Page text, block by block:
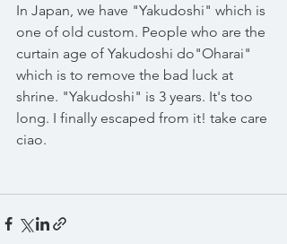
In Japan, we have "Yakudoshi" which is
one of old custom. People who are the
curtain age of Yakudoshi do"Oharai"
which is to remove the bad luck at
shrine. "Yakudoshi" is 3 years. It's too
long. I finally escaped from it! take care
ciao.